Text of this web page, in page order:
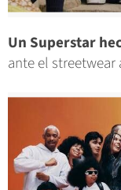
Un Superstar
ante el streetwear